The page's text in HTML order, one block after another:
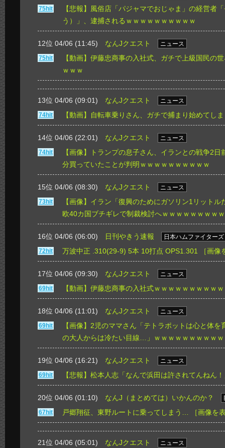
75hit
【悲報】風俗店「パジャマでおじゃま」の経営者
う）」、逮捕されるｗｗｗｗｗｗｗｗｗｗ
12位 04/06 (11:45) なんJクエスト
ニュース
75hit
【動画】伊藤忠商事の入社式、ガチで上級国民の
ｗｗｗ
13位 04/06 (09:01) なんJクエスト
ニュース
74hit
【動画】自転車乗りさん、ガチで捕まり始めてし
14位 04/06 (22:01) なんJクエスト
ニュース
74hit
【画像】トランプの息子さん、イランとの戦争2
分買っていたことが判明ｗｗｗｗｗｗｗｗｗｗ
15位 04/06 (08:30) なんJクエスト
ニュース
73hit
【画像】イラン「復興のためにガソリン1リット
欧40カ国ブチギレで制裁検討へｗｗｗｗｗｗｗｗ
16位 04/06 (06:00) 日刊やきう速報
日本ハムファイターズ
72hit
万波中正 .310(29-9) 5本 10打点 OPS1.301 ［画像
17位 04/06 (09:30) なんJクエスト
ニュース
69hit
【動画】伊藤忠商事の入社式ｗｗｗｗｗｗｗｗｗｗ
18位 04/06 (11:01) なんJクエスト
ニュース
69hit
【画像】2児のママさん「テトラポットは心と体
の大人からは冷たい目線…」ｗｗｗｗｗｗｗｗｗｗ
19位 04/06 (16:21) なんJクエスト
ニュース
69hit
【悲報】松本人志「なんで浜田は許されてんねん
20位 04/06 (01:10) なんJ（まとめては）いかんのか？
67hit
戸郷翔征、東野ルートに乗ってしまう… ［画像を
21位 04/06 (05:01) なんJクエスト
ニュース